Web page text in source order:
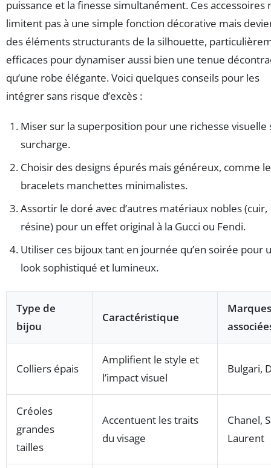
puissance et la finesse simultanément. Ces accessoires
limitent pas à une simple fonction décorative mais
des éléments structurants de la silhouette,
efficaces pour dynamiser aussi bien une tenue
qu’une robe élégante. Voici quelques conseils pour les
intégrer sans risque d’excès :
Miser sur la superposition pour une richesse visuelle
surcharge.
Choisir des designs épurés mais généreux, comme
bracelets manchettes minimalistes.
Assortir le doré avec d’autres matériaux nobles (cuir,
résine) pour un effet original à la Gucci ou Fendi.
Utiliser ces bijoux tant en journée qu’en soirée pour
look sophistiqué et lumineux.
Type de
bijou
Caractéristique
Marques
Colliers épais
Amplifient le style et
l’impact visuel
Bulgari,
Créoles
grandes
tailles
Accentuent les traits
du visage
Chanel,
Laurent